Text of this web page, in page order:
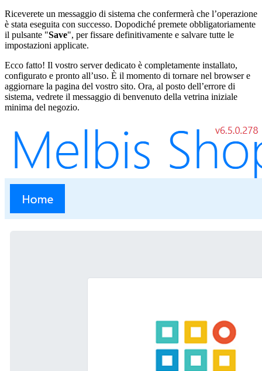
Riceverete un messaggio di sistema che confermerà che l’operazione
è stata eseguita con successo. Dopodiché premete obbligatoriamente
il pulsante "Save", per fissare definitivamente e salvare tutte le
impostazioni applicate.
Ecco fatto! Il vostro server dedicato è completamente installato,
configurato e pronto all’uso. È il momento di tornare nel browser e
aggiornare la pagina del vostro sito. Ora, al posto dell’errore di
sistema, vedrete il messaggio di benvenuto della vetrina iniziale
minima del negozio.